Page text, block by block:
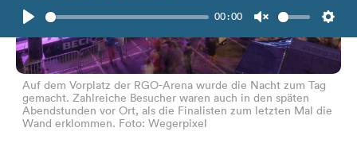
Play
00:00
Unmute
Auf dem Vorplatz der RGO-Arena wurde die Nacht zum Tag
gemacht. Zahlreiche Besucher waren auch in den späten
Abendstunden vor Ort, als die Finalisten zum letzten Mal die
Wand erklommen. Foto: Wegerpixel